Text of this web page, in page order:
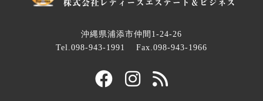
沖縄県浦添市仲間1-24-26
Tel.098-943-1991
Fax.098-943-1966